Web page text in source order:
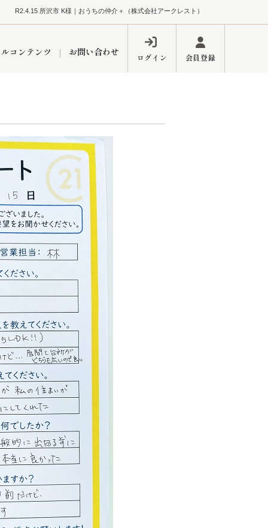
R2.4.15 所沢市 K様｜おうちの仲介＋（株式会社アークレスト）
るメリット
ォーム
練馬区
インフォメーション ブログ
東久留米営業所
コンテンツ
ーン
お問い合わせ ログイン 会員登録